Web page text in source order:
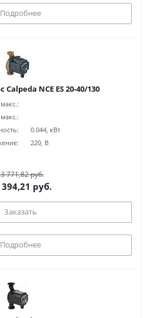
Подробнее
NCE ES 20-40/130
0.044, кВт
220, В
771,82 руб.
руб.
Заказать
Подробнее